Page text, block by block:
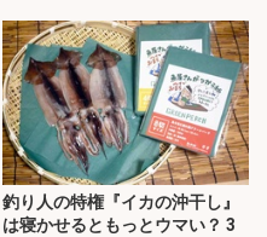
釣り人の特権『イカの沖干し』
は寝かせるともっとウマい？ 3